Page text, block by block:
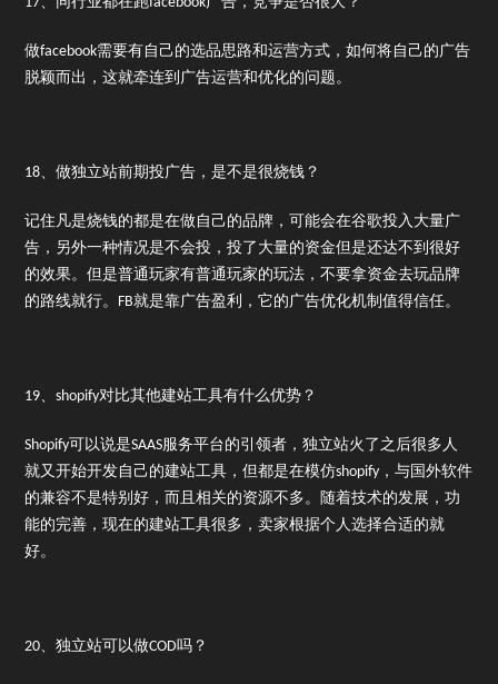
做facebook需要有自己的选品思路和运营方式，如何将自己的广告
脱颖而出，这就牵连到广告运营和优化的问题。
18、做独立站前期投广告，是不是很烧钱？
记住凡是烧钱的都是在做自己的品牌，可能会在谷歌投入大量广
告，另外一种情况是不会投，投了大量的资金但是还达不到很好
的效果。但是普通玩家有普通玩家的玩法，不要拿资金去玩品牌
的路线就行。FB就是靠广告盈利，它的广告优化机制值得信任。
19、shopify对比其他建站工具有什么优势？
Shopify可以说是SAAS服务平台的引领者，独立站火了之后很多人
就又开始开发自己的建站工具，但都是在模仿shopify，与国外软件
的兼容不是特别好，而且相关的资源不多。随着技术的发展，功
能的完善，现在的建站工具很多，卖家根据个人选择合适的就
好。
20、独立站可以做COD吗？